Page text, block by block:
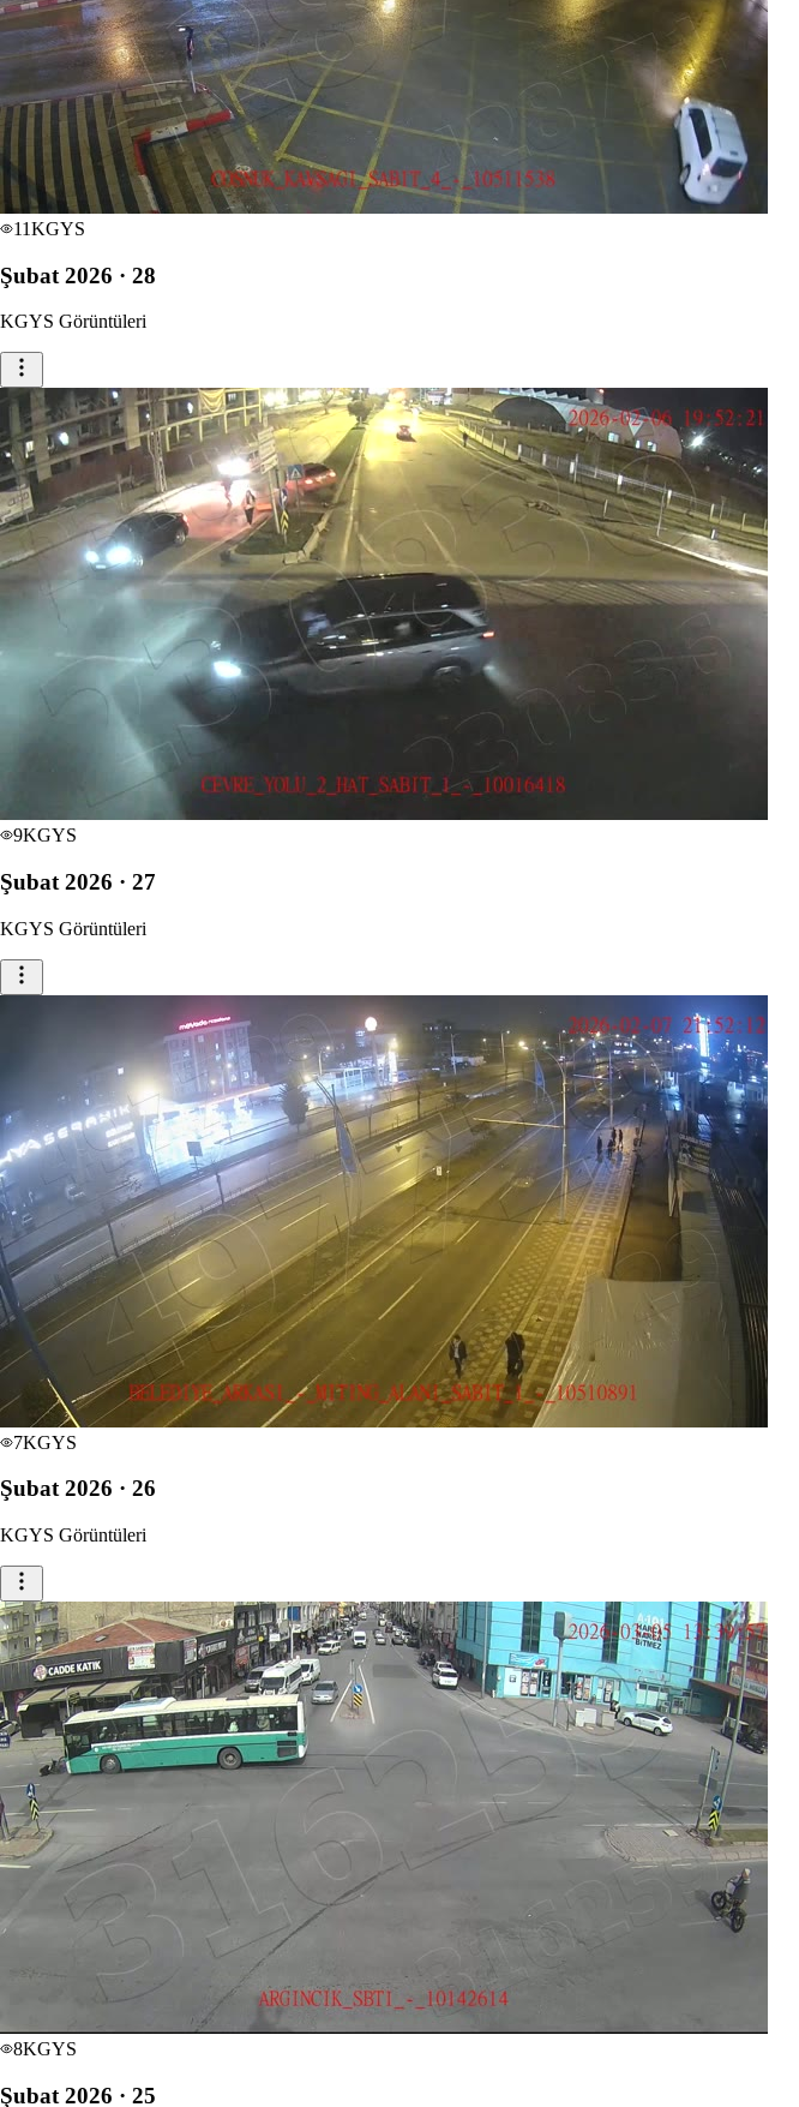
11KGYS
Şubat 2026 · 28
KGYS Görüntüleri
9KGYS
Şubat 2026 · 27
KGYS Görüntüleri
7KGYS
Şubat 2026 · 26
KGYS Görüntüleri
8KGYS
Şubat 2026 · 25